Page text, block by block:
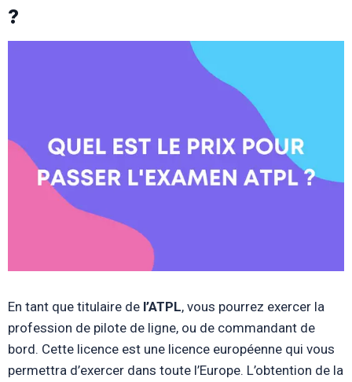
?
En tant que titulaire de l’ATPL, vous pourrez exercer la
profession de pilote de ligne, ou de commandant de
bord. Cette licence est une licence européenne qui vous
permettra d’exercer dans toute l’Europe. L’obtention de la